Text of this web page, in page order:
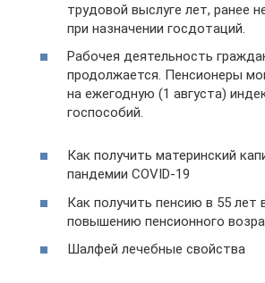
трудовой выслуге лет, ранее
при назначении госдотаций.
Рабочея деятельность
продолжается. Пенсионеры
на ежегодную (1 августа)
госпособий.
Как получить материнский
пандемии COVID-19
Как получить пенсию в 55 лет
повышению пенсионного
Шалфей лечебные свойства